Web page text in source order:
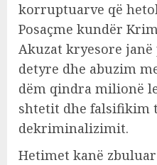
korruptuarve që
Posaçme kundër
Akuzat kryesore
detyre dhe abuzim
dëm qindra milionë
shtetit dhe falsifikim
dekriminalizimit.
Hetimet kanë